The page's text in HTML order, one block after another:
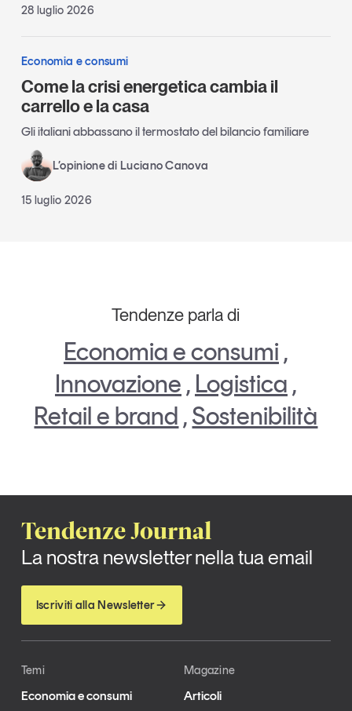
28 luglio 2026
Economia e consumi
Come la crisi energetica cambia il
carrello e la casa
Gli italiani abbassano il termostato del bilancio familiare
L’opinione di Luciano Canova
15 luglio 2026
Tendenze parla di
Economia e consumi ,
Innovazione , Logistica ,
Retail e brand ,Sostenibilità
Tendenze Journal
La nostra newsletter nella tua email
Iscriviti alla Newsletter
Temi
Economia e consumi
Magazine
Articoli